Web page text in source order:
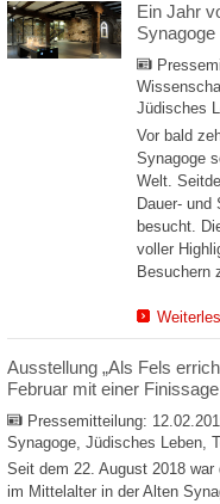
Ein Jahr
Jüdisches
Vor bald
Synagoge
Welt.
Dauer- und
besucht.
voller
Besuchern
Ausstellung „Als Fels
Februar mit einer Finissage
Pressemitteilung:
Synagoge, Jüdisches Leben,
Seit dem 22. August 2018
im Mittelalter in der Alten